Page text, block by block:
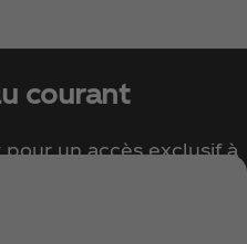
courant
un accès exclusif à